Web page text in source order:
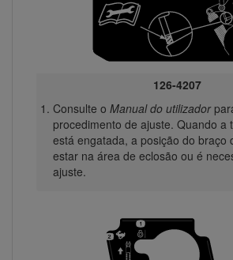
126-4207
Consulte o Manual do utilizador
procedimento de ajuste. Quando a
está engatada, a posição do braço
estar na área de eclosão ou é
ajuste.